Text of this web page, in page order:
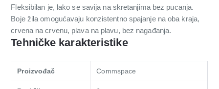
Fleksibilan je, lako se savija na skretanjima bez pucanja.
Boje žila omogućavaju konzistentno spajanje na oba kraja,
crvena na crvenu, plava na plavu, bez nagađanja.
Tehničke karakteristike
Proizvođač Commspace